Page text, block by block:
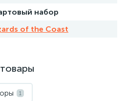
набор
of the Coast
1